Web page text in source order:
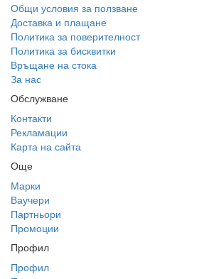
Общи условия за ползване
Доставка и плащане
Политика за поверителност
Политика за бисквитки
Връщане на стока
За нас
Обслужване
Контакти
Рекламации
Карта на сайта
Още
Марки
Ваучери
Партньори
Промоции
Профил
Профил